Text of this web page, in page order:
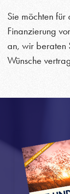
Sie möchten
Finanzierung
an, wir beraten
Wünsche